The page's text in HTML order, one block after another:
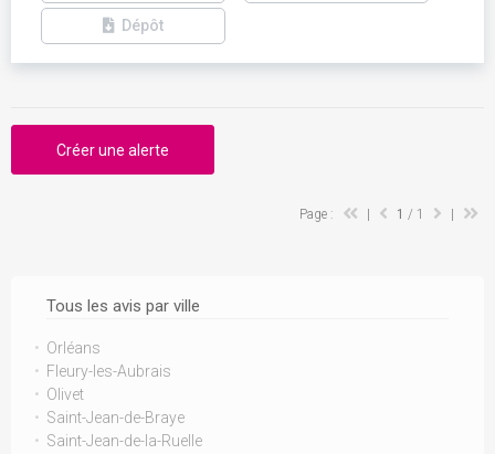
Tous les avis par ville
Orléans
Fleury-les-Aubrais
Olivet
Saint-Jean-de-Braye
Saint-Jean-de-la-Ruelle
Dépôt
Créer une alerte
Page : 1 / 1